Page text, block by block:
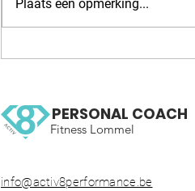
Plaats een opmerking...
PERSONAL COACH
Fitness Lommel
info@activ8performance.be